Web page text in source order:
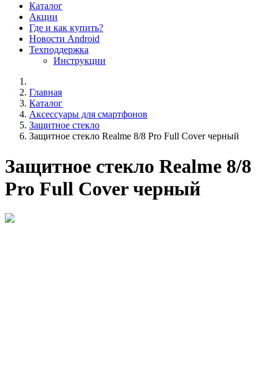
Каталог
Акции
Где и как купить?
Новости Android
Техподдержка
Инструкции
Главная
Каталог
Аксессуары для смартфонов
Защитное стекло
Защитное стекло Realme 8/8 Pro Full Cover черный
Защитное стекло Realme 8/8
Pro Full Cover черный